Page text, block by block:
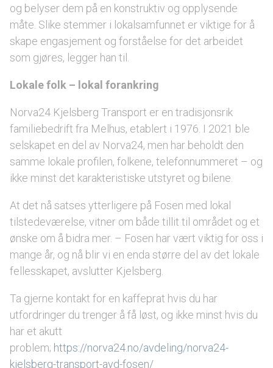
og belyser dem på en konstruktiv og opplysende
måte. Slike stemmer i lokalsamfunnet er viktige for å
skape engasjement og forståelse for det arbeidet
som gjøres, legger han til.
Lokale folk – lokal forankring
Norva24 Kjelsberg Transport er en tradisjonsrik
familiebedrift fra Melhus, etablert i 1976. I 2021 ble
selskapet en del av Norva24, men har beholdt den
samme lokale profilen, folkene, telefonnummeret – og
ikke minst det karakteristiske utstyret og bilene.
At det nå satses ytterligere på Fosen med lokal
tilstedeværelse, vitner om både tillit til området og et
ønske om å bidra mer. – Fosen har vært viktig for oss i
mange år, og nå blir vi en enda større del av det lokale
fellesskapet, avslutter Kjelsberg.
Ta gjerne kontakt for en kaffeprat hvis du har
utfordringer du trenger å få løst, og ikke minst hvis du
har et akutt
problem; https://norva24.no/avdeling/norva24-
kjelsberg-transport-avd-fosen/